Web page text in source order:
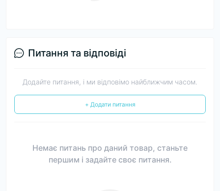
Питання та відповіді
Додайте питання, і ми відповімо найближчим часом.
+ Додати питання
Немає питань про даний товар, станьте
першим і задайте своє питання.